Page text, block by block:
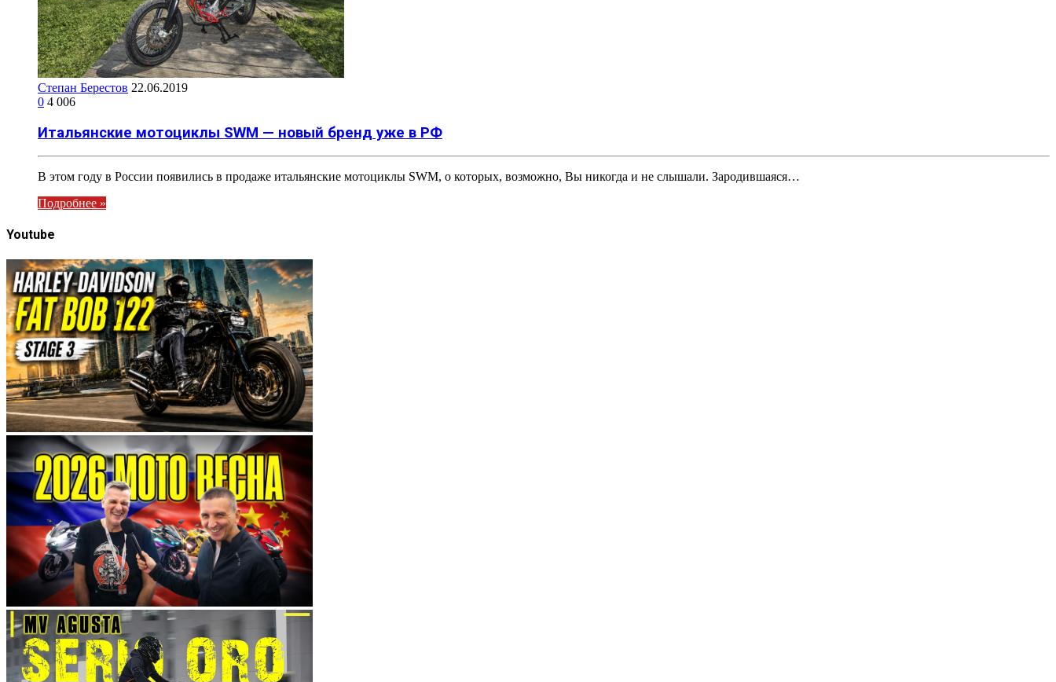
Степан Берестов 22.06.2019
0 4 006
Итальянские мотоциклы SWM — новый бренд уже в РФ
В этом году в России появились в продаже итальянские мотоциклы SWM, о которых, возможно, Вы никогда и не слышали. Зародившаяся…
Подробнее »
Youtube